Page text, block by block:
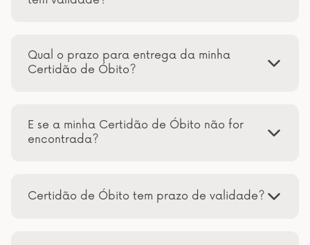
Qual o prazo para entrega da minha
Certidão de Óbito?
E se a minha Certidão de Óbito não for
encontrada?
Certidão de Óbito tem prazo de validade?